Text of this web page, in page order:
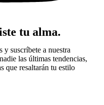
tu alma.
y suscríbete a nuestra
las últimas tendencias,
que resaltarán tu estilo